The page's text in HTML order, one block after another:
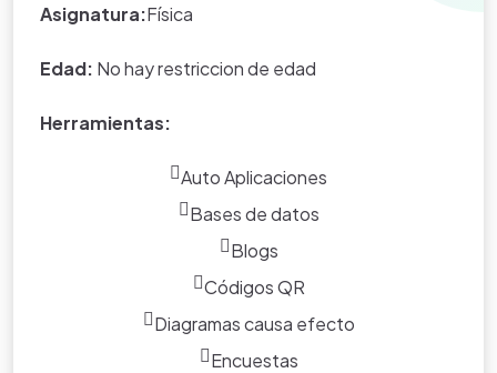
Eduteka es creada por los usuarios
Asignatura:Física
Edad: No hay restriccion de edad
Herramientas:
Auto Aplicaciones
Bases de datos
Blogs
Códigos QR
Diagramas causa efecto
Encuestas